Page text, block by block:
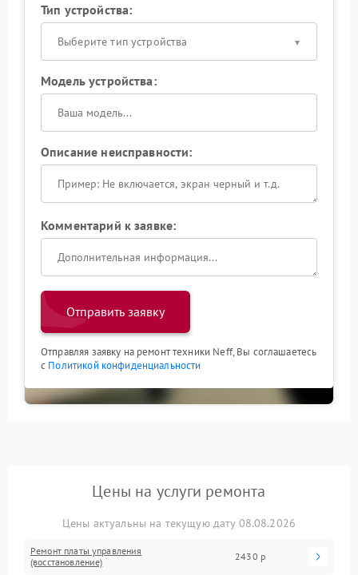
Тип устройства:
Выберите тип устройства
Модель устройства:
Описание неисправности:
Комментарий к заявке:
Отправить заявку
Отправляя заявку на ремонт техники Neff, Вы соглашаетесь
с Политикой конфиденциальности
Цены на услуги ремонта
Цены актуальны на текущую дату 08.08.2026
Ремонт платы управления
(восстановление)
2430 р